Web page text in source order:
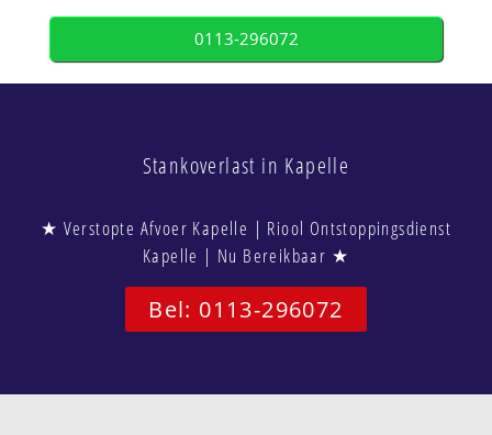
0113-296072
Stankoverlast in Kapelle
★ Verstopte Afvoer Kapelle | Riool Ontstoppingsdienst
Kapelle | Nu Bereikbaar ★
Bel: 0113-296072